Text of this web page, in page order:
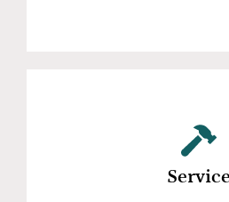
Service